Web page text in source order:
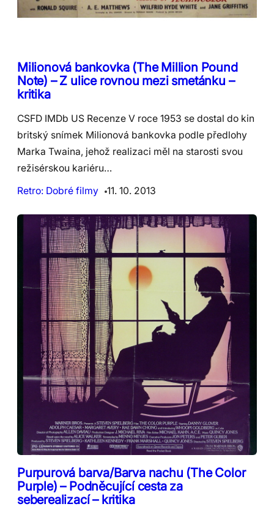
Milionová bankovka (The Million Pound
Note) – Z ulice rovnou mezi smetánku –
kritika
CSFD IMDb US Recenze V roce 1953 se dostal do kin
britský snímek Milionová bankovka podle předlohy
Marka Twaina, jehož realizaci měl na starosti svou
režisérskou kariéru…
Retro: Dobré filmy
11. 10. 2013
Purpurová barva/Barva nachu (The Color
Purple) – Podněcující cesta za
seberealizací – kritika